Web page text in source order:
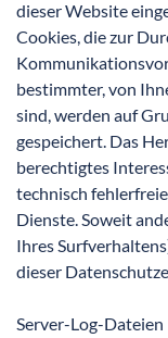
dieser Website
Cookies, die zur
bestimmter, von
sind, werden auf
gespeichert. Das
berechtigtes
technisch
Dienste. Soweit
Ihres
dieser
Server-Log-Dateien